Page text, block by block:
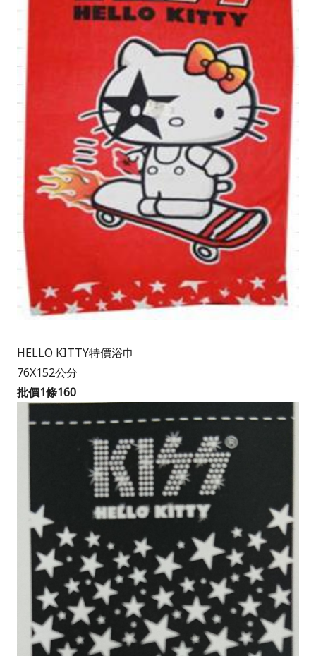
HELLO KITTY特價浴巾
76X152公分
批價1條160